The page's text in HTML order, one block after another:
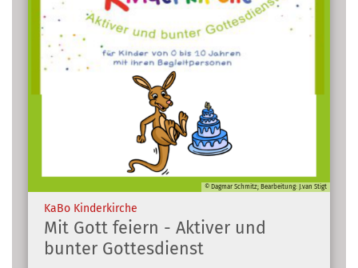
© Dagmar Schmitz; Bearbeitung: J.van Stigt
KaBo Kinderkirche
Mit Gott feiern - Aktiver und
bunter Gottesdienst